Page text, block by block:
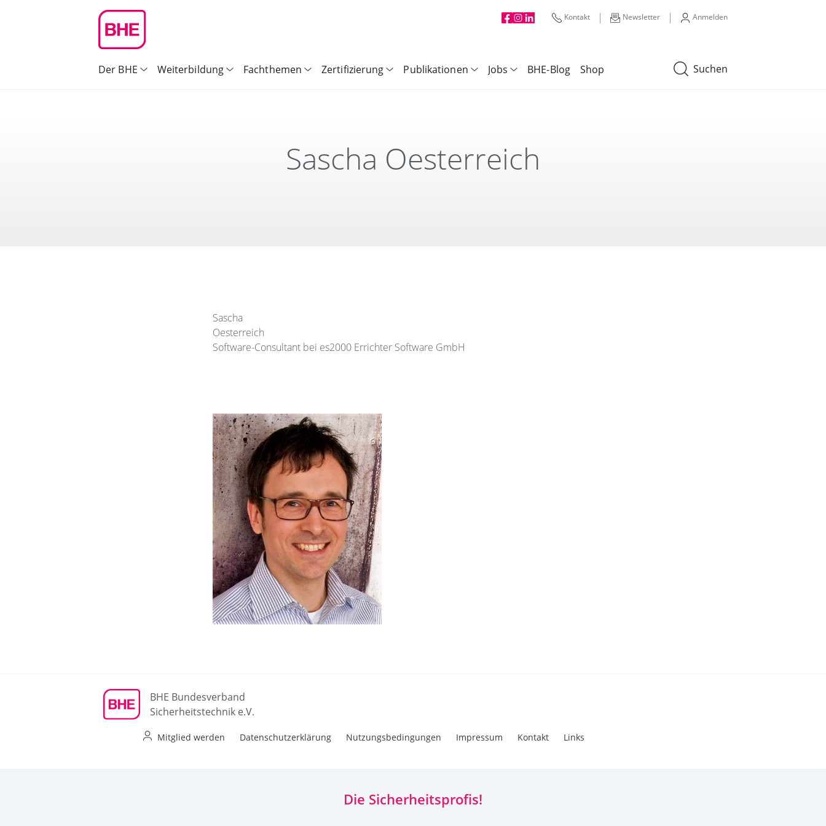
Suchen
Der BHE Weiterbildung Fachthemen Zertifizierung Publikationen Jobs BHE-Blog Shop
Kontakt | Newsletter | Anmelden
Sascha Oesterreich
Sascha
Oesterreich
Software-Consultant bei es2000 Errichter Software GmbH
BHE Bundesverband
Sicherheitstechnik e.V.
Mitglied werden Datenschutzerklärung Nutzungsbedingungen Impressum Kontakt Links
Die Sicherheitsprofis!